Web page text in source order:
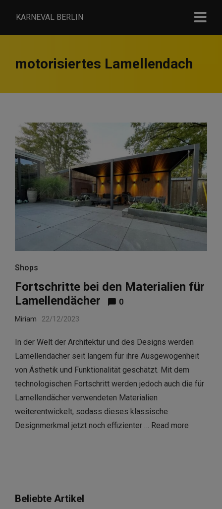
KARNEVAL BERLIN
motorisiertes Lamellendach
Shops
Fortschritte bei den Materialien für
Lamellendächer
0
Miriam 22/12/2023
In der Welt der Architektur und des Designs werden
Lamellendächer seit langem für ihre Ausgewogenheit
von Ästhetik und Funktionalität geschätzt. Mit dem
technologischen Fortschritt werden jedoch auch die für
Lamellendächer verwendeten Materialien
weiterentwickelt, sodass dieses klassische
Designmerkmal jetzt noch effizienter … Read more
Beliebte Artikel